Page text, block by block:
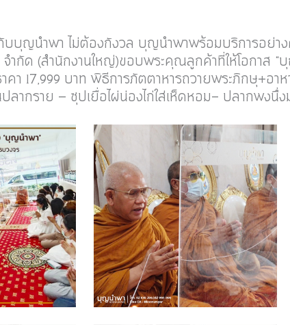
บบุญนำพา ไม่ต้องกังวล บุญนำพาพร้อมบริการอย่า
ำกัด (สำนักงานใหญ่)ขอบพระคุณลูกค้าที่ให้โอกาส “
า 17,999 บาท พิธีการภัตตาหารถวายพระภิกษุ+อา
ลากราย – ซุปเยื่อไผ่น่องไก่ใส่เห็ดหอม- ปลากพง